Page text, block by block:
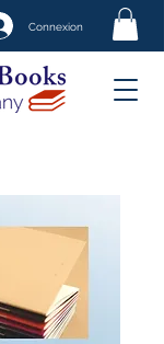
Connexion